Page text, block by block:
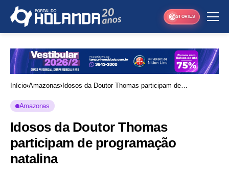
STORIES
Início Amazonas Idosos da Doutor Thomas participam de
Amazonas
Idosos da Doutor Thomas
participam de programação
natalina